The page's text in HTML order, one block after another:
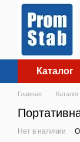
Каталог
Главная Каталог
Нет в наличии